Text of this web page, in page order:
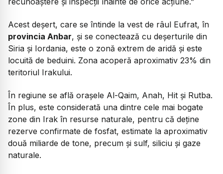
Acest deșert, care se întinde la vest de râul Eufrat, în
provincia Anbar, și se conectează cu deșerturile din
Siria și Iordania, este o zonă extrem de aridă și este
locuită de beduini. Zona acoperă aproximativ 23% din
teritoriul Irakului.
În regiune se află orașele Al-Qaim, Anah, Hit și Rutba.
În plus, este considerată una dintre cele mai bogate
zone din Irak în resurse naturale, pentru că deține
rezerve confirmate de fosfat, estimate la aproximativ
două miliarde de tone, precum și sulf, siliciu și gaze
naturale.